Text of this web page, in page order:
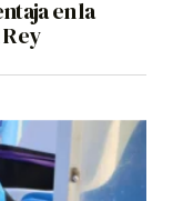
en la